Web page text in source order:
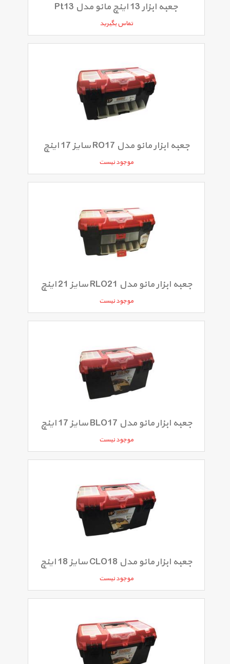
جعبه ابزار 13 اینچ مانو مدل Pt13
تماس بگیرید
جعبه ابزار مانو مدل RO17 سایز 17 اینچ
موجود نیست
جعبه ابزار مانو مدل RLO21 سایز 21 اینچ
موجود نیست
جعبه ابزار مانو مدل BLO17 سایز 17 اینچ
موجود نیست
جعبه ابزار مانو مدل CLO18 سایز 18 اینچ
موجود نیست